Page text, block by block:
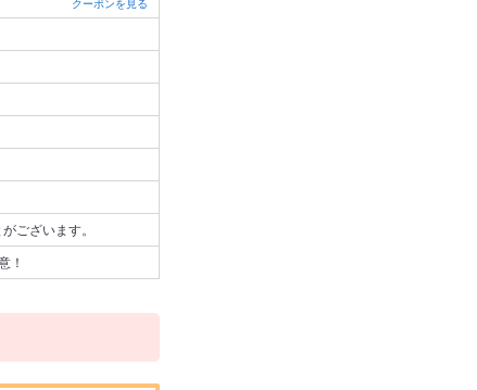
クーポンを見る
ございます。
！